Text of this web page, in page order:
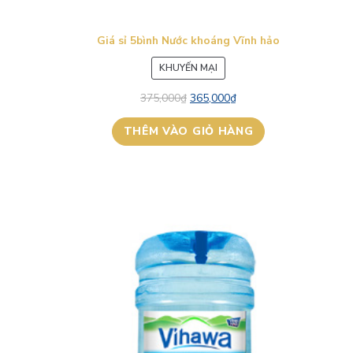
Giá sỉ 5bình Nước khoáng Vĩnh hảo
KHUYẾN MẠI
PHẨM
ĐANG
GIẢM
GIÁ
375,000₫ 365,000₫
THÊM VÀO GIỎ HÀNG